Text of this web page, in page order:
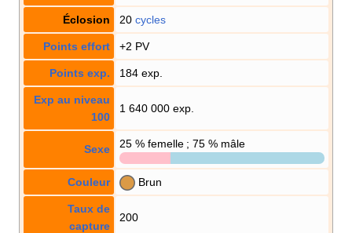
Éclosion 20 cycles
Points effort +2 PV
Points exp. 184 exp.
Exp au niveau
100
1 640 000 exp.
Sexe 25 % femelle ; 75 % mâle
Couleur Brun
Taux de
capture
200